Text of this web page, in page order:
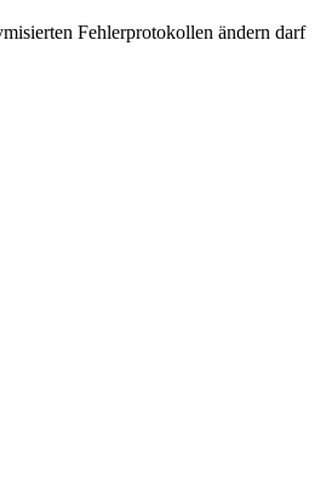
Fehlerprotokollen ändern darf